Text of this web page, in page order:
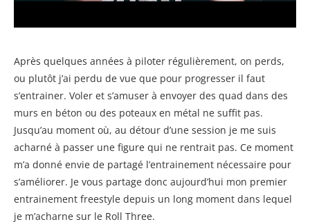
Après quelques années à piloter régulièrement, on perds,
ou plutôt j’ai perdu de vue que pour progresser il faut
s’entrainer. Voler et s’amuser à envoyer des quad dans des
murs en béton ou des poteaux en métal ne suffit pas.
Jusqu’au moment où, au détour d’une session je me suis
acharné à passer une figure qui ne rentrait pas. Ce moment
m’a donné envie de partagé l’entrainement nécessaire pour
s’améliorer. Je vous partage donc aujourd’hui mon premier
entrainement freestyle depuis un long moment dans lequel
je m’acharne sur le Roll Three.